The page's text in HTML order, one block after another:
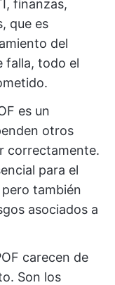
finanzas,
que es
del
falla, todo el
es un
otros
correctamente.
para el
también
asociados a
carecen de
Son los